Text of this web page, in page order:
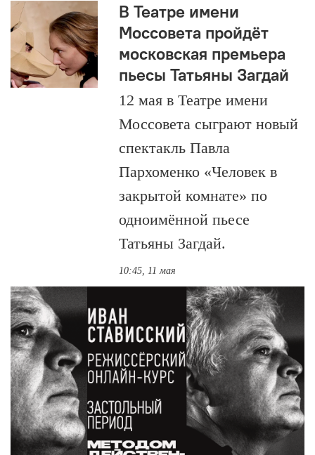
В Театре имени
Моссовета пройдёт
московская премьера
пьесы Татьяны Загдай
12 мая в Театре имени
Моссовета сыграют новый
спектакль Павла
Пархоменко «Человек в
закрытой комнате» по
одноимённой пьесе
Татьяны Загдай.
10:45, 11 мая